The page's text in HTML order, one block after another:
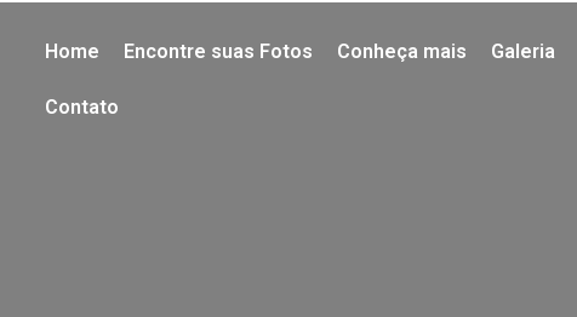
Home Encontre suas Fotos Conheça mais Galeria
Contato